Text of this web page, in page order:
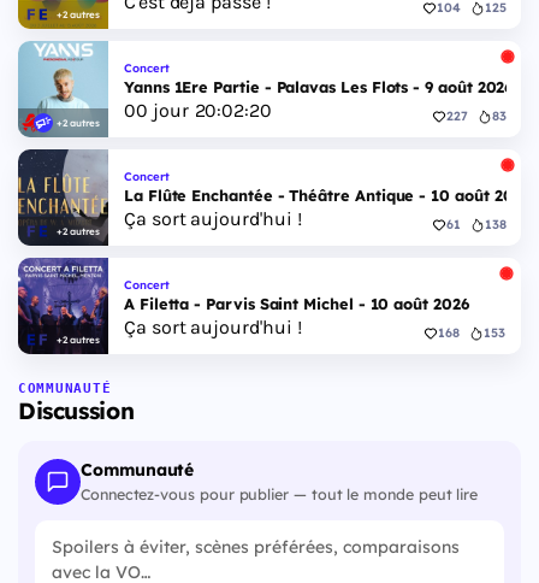
+2 autres 104 125
+2 autres
Concert
Yanns 1Ere Partie - Palavas Les Flots - 9 août 2026
00 jour 20:02:19 227 83
+2 autres
Concert
La Flûte Enchantée - Théâtre Antique - 10 août 2026
Ça sort aujourd'hui ! 61 138
+2 autres
Concert
A Filetta - Parvis Saint Michel - 10 août 2026
Ça sort aujourd'hui ! 168 153
COMMUNAUTÉ
Discussion
Communauté
Connectez-vous pour publier — tout le monde peut lire